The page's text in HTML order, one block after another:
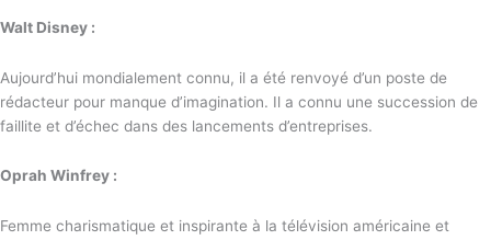
Walt Disney :
Aujourd’hui mondialement connu, il a été renvoyé d’un poste de
rédacteur pour manque d’imagination. Il a connu une succession de
faillite et d’échec dans des lancements d’entreprises.
Oprah Winfrey :
Femme charismatique et inspirante à la télévision américaine et